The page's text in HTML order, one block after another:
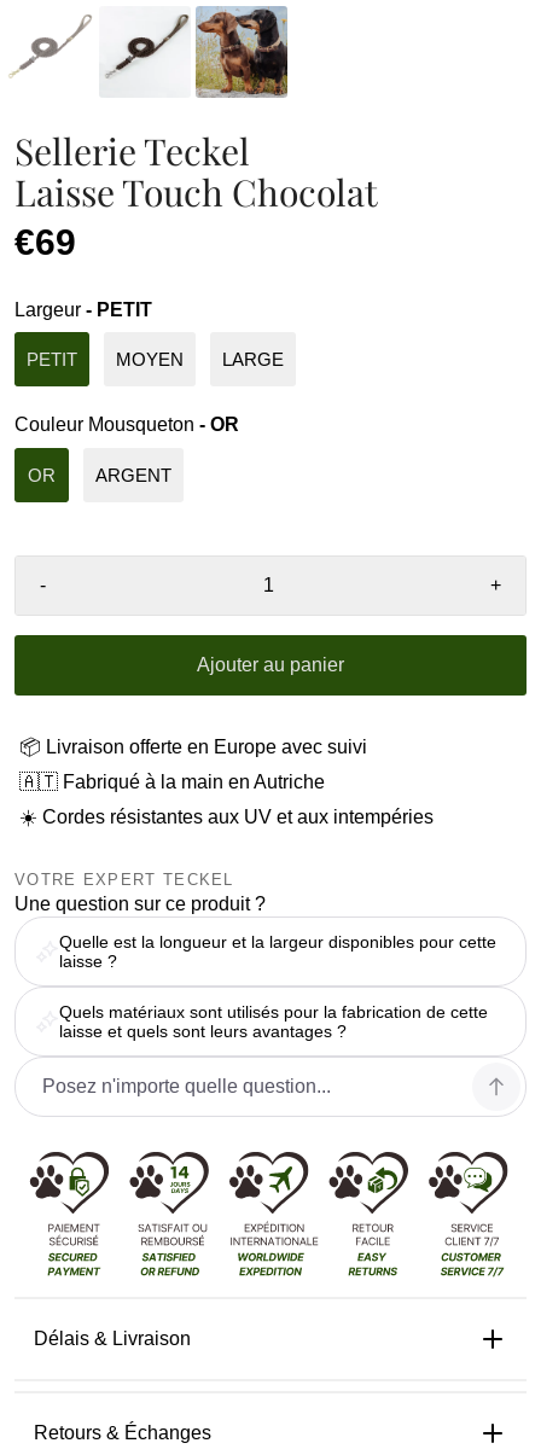
Sellerie Teckel
Laisse Touch Chocolat
€69
Largeur - PETIT
PETIT MOYEN LARGE
Couleur Mousqueton - OR
OR ARGENT
- +
Ajouter au panier
📦 Livraison offerte en Europe avec suivi
🇦🇹 Fabriqué à la main en Autriche
☀️ Cordes résistantes aux UV et aux intempéries
VOTRE EXPERT TECKEL
Une question sur ce produit ?
Quelle est la longueur et la largeur disponibles pour cette
laisse ?
Quels matériaux sont utilisés pour la fabrication de cette
laisse et quels sont leurs avantages ?
Délais & Livraison
Retours & Échanges